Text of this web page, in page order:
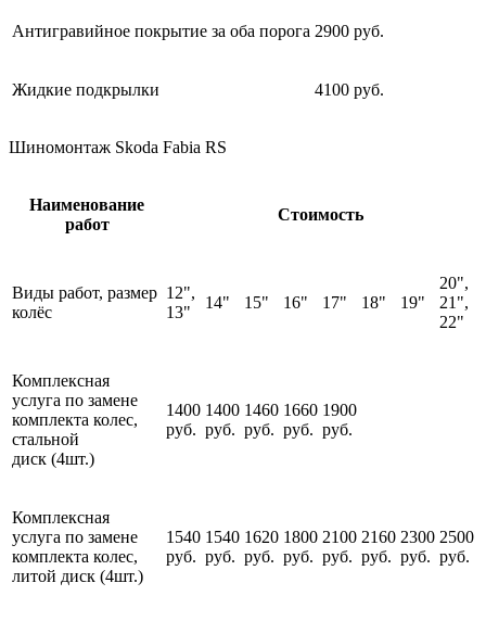
Антигравийное покрытие за оба порога 2900 руб.
Жидкие подкрылки 4100 руб.
Шиномонтаж Skoda Fabia RS
Наименование
работ
Стоимость
Виды работ, размер
колёс
12",
13"
14" 15" 16" 17" 18" 19"
20",
21",
22"
Комплексная
услуга по замене
комплекта колес,
стальной
диск (4шт.)
1400
руб.
1400
руб.
1460
руб.
1660
руб.
1900
руб.
Комплексная
услуга по замене
комплекта колес,
литой диск (4шт.)
1540
руб.
1540
руб.
1620
руб.
1800
руб.
2100
руб.
2160
руб.
2300
руб.
2500
руб.